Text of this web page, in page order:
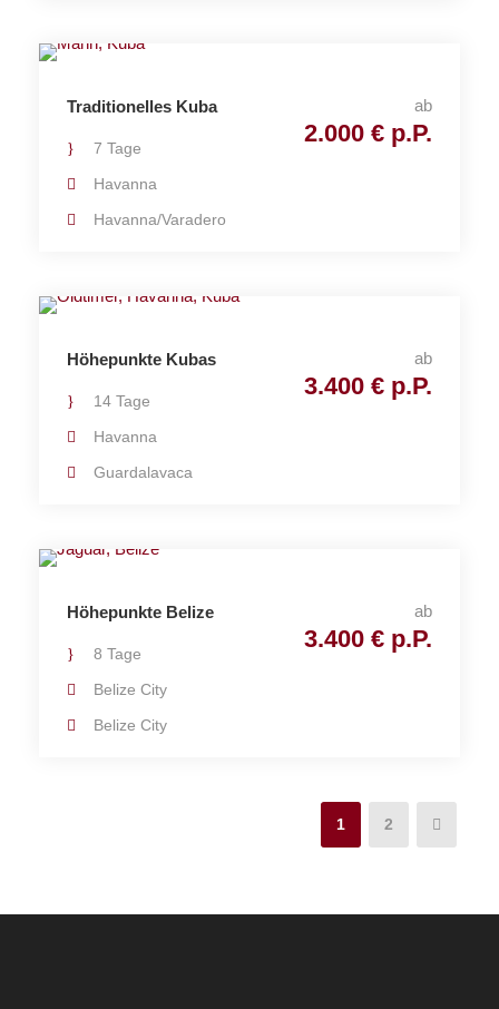
Traditionelles Kuba ab
2.000 € p.P.
7 Tage
Havanna
Havanna/Varadero
Höhepunkte Kubas ab
3.400 € p.P.
14 Tage
Havanna
Guardalavaca
Höhepunkte Belize ab
3.400 € p.P.
8 Tage
Belize City
Belize City
1 2